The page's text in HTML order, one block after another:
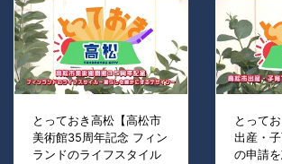
とっておき高松【高松市
美術館35周年記念 フィン
ランドのライフスタイル
とって
出産・
の申請を